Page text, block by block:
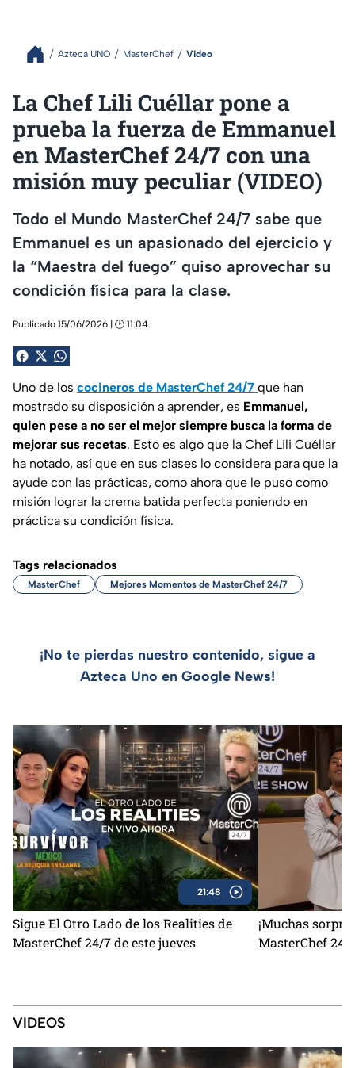
Azteca UNO MasterChef Video
La Chef Lili Cuéllar pone a
prueba la fuerza de Emmanuel
en MasterChef 24/7 con una
misión muy peculiar (VIDEO)
Todo el Mundo MasterChef 24/7 sabe que
Emmanuel es un apasionado del ejercicio y
la “Maestra del fuego” quiso aprovechar su
condición física para la clase.
Publicado 15/06/2026 | 🕑 11:04
Uno de los cocineros de MasterChef 24/7 que han
mostrado su disposición a aprender, es Emmanuel,
quien pese a no ser el mejor siempre busca la forma de
mejorar sus recetas. Esto es algo que la Chef Lili Cuéllar
ha notado, así que en sus clases lo considera para que la
ayude con las prácticas, como ahora que le puso como
misión lograr la crema batida perfecta poniendo en
práctica su condición física.
Tags relacionados
MasterChef Mejores Momentos de MasterChef 24/7
¡No te pierdas nuestro contenido, sigue a
Azteca Uno en Google News!
21:48
Sigue El Otro Lado de los Realities de
MasterChef 24/7 de este jueves
¡Muchas
MasterChef 24/
VIDEOS